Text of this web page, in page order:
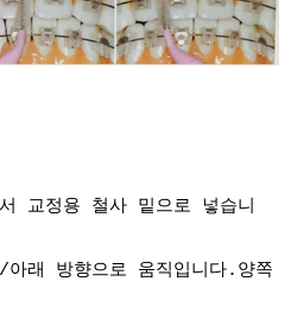
교정용 철사 밑으로 넣습니
래 방향으로 움직입니다.양쪽